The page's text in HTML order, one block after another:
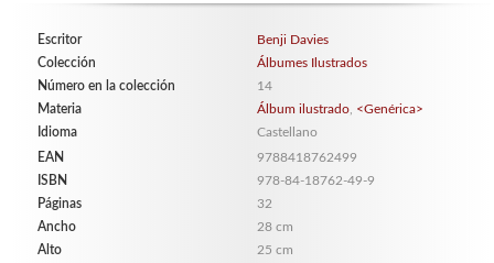
Escritor
Benji Davies
Colección
Álbumes Ilustrados
Número en la colección
14
Materia
Álbum ilustrado, <Genérica>
Idioma
Castellano
EAN
9788418762499
ISBN
978-84-18762-49-9
Páginas
32
Ancho
28 cm
Alto
25 cm